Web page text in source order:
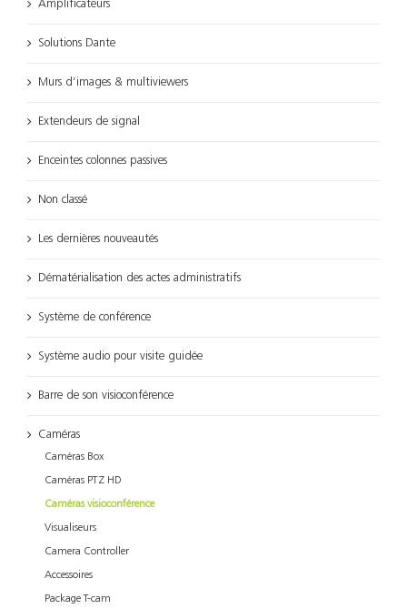
Amplificateurs
Solutions Dante
Murs d’images & multiviewers
Extendeurs de signal
Enceintes colonnes passives
Non classé
Les dernières nouveautés
Dématérialisation des actes administratifs
Système de conférence
Système audio pour visite guidée
Barre de son visioconférence
Caméras
Caméras Box
Caméras PTZ HD
Caméras visioconférence
Visualiseurs
Camera Controller
Accessoires
Package T-cam